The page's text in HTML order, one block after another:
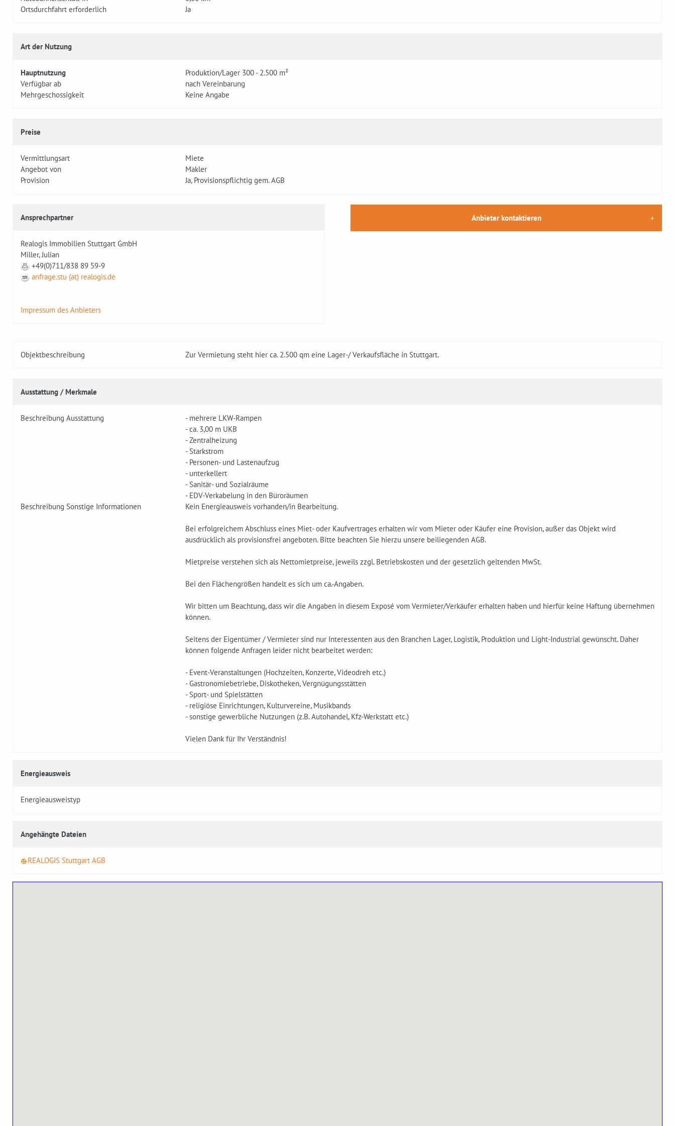
Ortsdurchfahrt erforderlich
Ja
Art der Nutzung
Hauptnutzung
Produktion/Lager 300 - 2.500 m²
Verfügbar ab
nach Vereinbarung
Mehrgeschossigkeit
Keine Angabe
Preise
Vermittlungsart
Miete
Angebot von
Makler
Provision
Ja, Provisionspflichtig gem. AGB
Ansprechpartner
Realogis Immobilien Stuttgart GmbH
Miller, Julian
+49(0)711/838 89 59-9
anfrage.stu (at) realogis.de
Impressum des Anbieters
Anbieter kontaktieren
Objektbeschreibung Zur Vermietung steht hier ca. 2.500 qm eine Lager-/ Verkaufsfläche in Stuttgart.
Ausstattung / Merkmale
Beschreibung Ausstattung
- mehrere LKW-Rampen
- ca. 3,00 m UKB
- Zentralheizung
- Starkstrom
- Personen- und Lastenaufzug
- unterkellert
- Sanitär- und Sozialräume
- EDV-Verkabelung in den Büroräumen
Beschreibung Sonstige Informationen
Kein Energieausweis vorhanden/in Bearbeitung.
Bei erfolgreichem Abschluss eines Miet- oder Kaufvertrages erhalten wir vom Mieter oder Käufer eine Provision, außer das Objekt wird
ausdrücklich als provisionsfrei angeboten. Bitte beachten Sie hierzu unsere beiliegenden AGB.
Mietpreise verstehen sich als Nettomietpreise, jeweils zzgl. Betriebskosten und der gesetzlich geltenden MwSt.
Bei den Flächengrößen handelt es sich um ca.-Angaben.
Wir bitten um Beachtung, dass wir die Angaben in diesem Exposé vom Vermieter/Verkäufer erhalten haben und hierfür keine Haftung übernehmen
können.
Seitens der Eigentümer / Vermieter sind nur Interessenten aus den Branchen Lager, Logistik, Produktion und Light-Industrial gewünscht. Daher
können folgende Anfragen leider nicht bearbeitet werden:
- Event-Veranstaltungen (Hochzeiten, Konzerte, Videodreh etc.)
- Gastronomiebetriebe, Diskotheken, Vergnügungsstätten
- Sport- und Spielstätten
- religiöse Einrichtungen, Kulturvereine, Musikbands
- sonstige gewerbliche Nutzungen (z.B. Autohandel, Kfz-Werkstatt etc.)
Vielen Dank für Ihr Verständnis!
Energieausweis
Energieausweistyp
Angehängte Dateien
REALOGIS Stuttgart AGB